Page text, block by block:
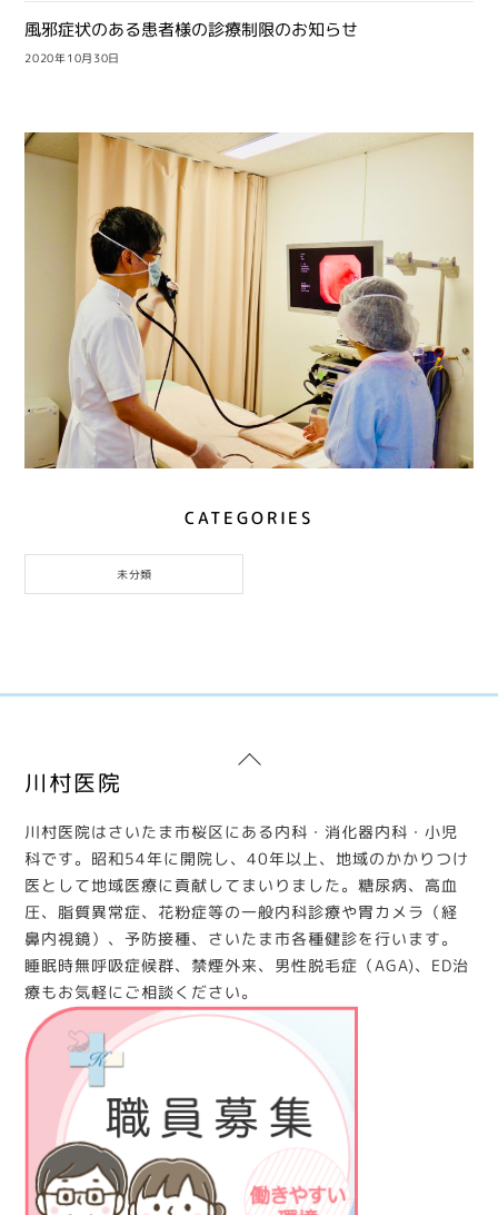
風邪症状のある患者様の診療制限のお知らせ
2020年10月30日
CATEGORIES
未分類
Back
川村医院
川村医院はさいたま市桜区にある内科・消化器内科・小児
科です。昭和54年に開院し、40年以上、地域のかかりつけ
医として地域医療に貢献してまいりました。糖尿病、高血
圧、脂質異常症、花粉症等の一般内科診療や胃カメラ（経
鼻内視鏡）、予防接種、さいたま市各種健診を行います。
睡眠時無呼吸症候群、禁煙外来、男性脱毛症（AGA)、ED治
療もお気軽にご相談ください。